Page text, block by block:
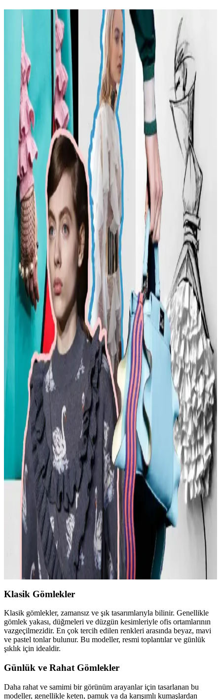
Carolyn Bessette Kennedy Stili ve 90'lar
Minimalizminin Günümüzdeki Yansımaları
Carolyn Bessette Kennedy'nin 90'lar minimalizmini yansıtan stili,
fiziksel özelliklere dayalı popülerliği ve aşırı yüceltilmesiyle
tartışılıyor. Günümüzde moda daha fazla bireysellik ve çeşitlilik
arıyor.
Günlük Moda Soruları ve Stil Önerileri: Vücut
Tipine Uygun Kombinasyonlar ve Ayakkabı Seçimi
Moda ve stil, kişisel tercihlere göre şekillenir. Vücut tipine uygun
kıyafet seçimi, günlük kombin önerileri ve rahat ayakkabı
markalarıyla şıklığı yakalayın. İkinci el lüks ürün alımında dikkat
edilmesi gerekenler burada.
Kadın Modasında Beden Tipi, Sürdürülebilirlik ve
Mevsime Uygun Stil Önerileri
Kadın modasında beden tipine uygun kıyafet seçimi, sürdürülebilir
markalar ve mevsimsel kombin önerileri ele alınmaktadır. Estetik ve
konforu birleştiren pratik stil yaklaşımları sunulmaktadır.
Kadın Moda Tavsiyeleri: Günlük Stil Önerileri,
Vücut Şekline Uygun Giysiler ve Kombin İpuçları
Kadın modasında renk uyumu, vücut şekline uygun giysiler, rahat
ayakkabılar ve aksesuar seçimi gibi konularda pratik öneriler
sunulmaktadır. Stil ikonlarından ilham alınarak sürdürülebilir moda
tercihleri vurgulanıyor.
Kemer Tokalarının Moda ve Kültürel Anlamları:
Şehir ve Kırsal Alanlarda Algı Farkları
Kemer tokaları, kırsal ve şehir kültürlerinde farklı anlamlar taşır.
Kırsal bölgelerde başarı simgesi olan büyük tokalar, şehirlerde sade
ve uyumlu tasarımlarla tercih edilir. Stil ve özgüven belirleyicidir.
Moda Mikrotrendleri: Geçmişten Günümüze Sevilen
ve Hâlâ Tercih Edilen Parçalar
Moda mikrotrendleri genellikle kısa ömürlü olsa da bazı parçalar,
nostalji ve kişisel stil nedeniyle uzun yıllar tercih edilmeye devam
ediyor. Bu yazı, Reddit deneyimleriyle bu trendleri inceliyor.
Kavisli Vücut Tipleri İçin Doğru Kumaş ve
Kesimlerle Yapısal Moda Rehberi
Kavisli vücut tiplerine uygun yapısal moda seçimlerinde doğru
kumaş, kesim ve stil detayları önemlidir. Terzi hizmeti ve uygun
markalarla estetik ve rahat kıyafetler elde edilir.
Günlük Moda Soruları ve Pratik Stil Önerileri:
Rahatlık ve Şıklık Dengesi
Moda ve stil, kişisel tercihler ve çevresel ihtiyaçlarla şekillenir. Ev
giyimi, iş görüşmesi, mevsimlik kıyafetler ve vücut tipine uygun
önerilerle günlük şıklık ve rahatlık dengelenir.
Klasik Gömlekler
Klasik gömlekler, zamansız ve şık tasarımlarıyla bilinir. Genellikle
gömlek yakası, düğmeleri ve düzgün kesimleriyle ofis ortamlarının
vazgeçilmezidir. En çok tercih edilen renkleri arasında beyaz, mavi
ve pastel tonlar bulunur. Bu modeller, resmi toplantılar ve günlük
şıklık için idealdir.
Günlük ve Rahat Gömlekler
Daha rahat ve samimi bir görünüm arayanlar için tasarlanan bu
modeller, genellikle keten, pamuk ya da karışımlı kumaşlardan